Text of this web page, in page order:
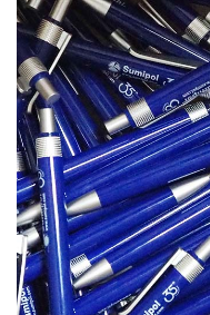
ปากกา USB
ปากกาหมึกซึม NEW
ปากกาทัชสกรีน NEW
ปากกาลบได้ NEW
ปากกาเคมี
ปากกา Quantum NEW
ดินสอไม้
เกี่ยวกับเรา
วิธีการชำระเงิน
โชว์รูม
ขอใบเสนอราคา